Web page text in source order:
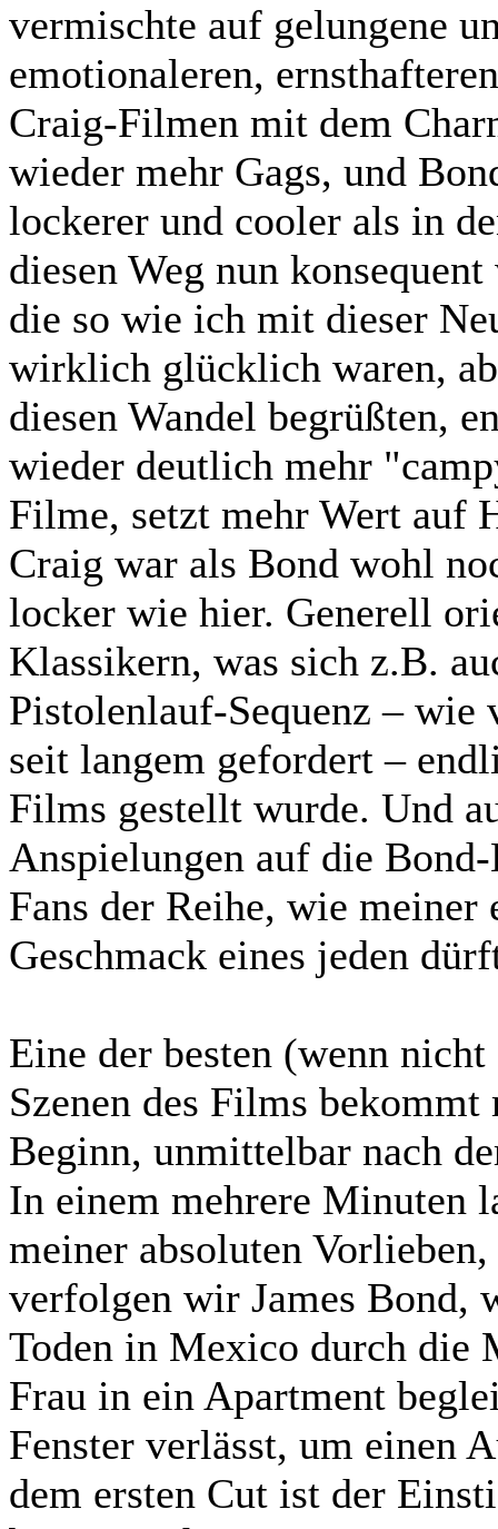
vermischte auf gelungene
emotionaleren,
Craig-Filmen mit dem
wieder mehr Gags, und
lockerer und cooler als in
diesen Weg nun
die so wie ich mit dieser
wirklich glücklich waren,
diesen Wandel begrüßten,
wieder deutlich mehr
Filme, setzt mehr Wert auf
Craig war als Bond wohl
locker wie hier. Generell
Klassikern, was sich z.B.
Pistolenlauf-Sequenz – wie
seit langem gefordert –
Films gestellt wurde. Und
Anspielungen auf die
Fans der Reihe, wie
Geschmack eines jeden
Eine der besten (wenn
Szenen des Films
Beginn, unmittelbar nach
In einem mehrere Minuten
meiner absoluten
verfolgen wir James Bond,
Toden in Mexico durch die
Frau in ein Apartment
Fenster verlässt, um einen
dem ersten Cut ist der